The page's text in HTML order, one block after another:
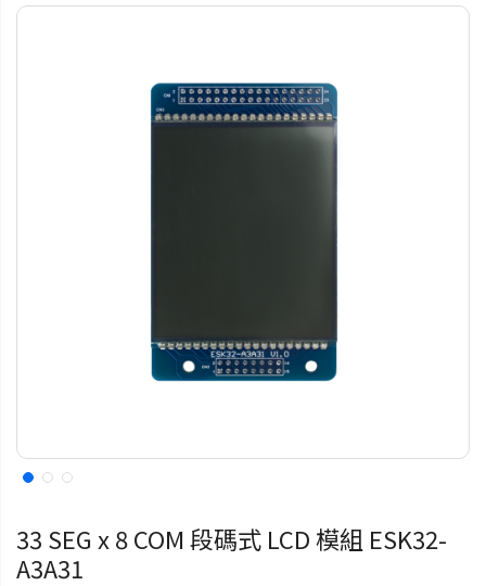
33 SEG x 8 COM 段碼式 LCD 模組 ESK32-
A3A31